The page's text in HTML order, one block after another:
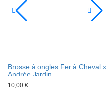
Brosse à ongles Fer à Cheval x
Andrée Jardin
10,00 €